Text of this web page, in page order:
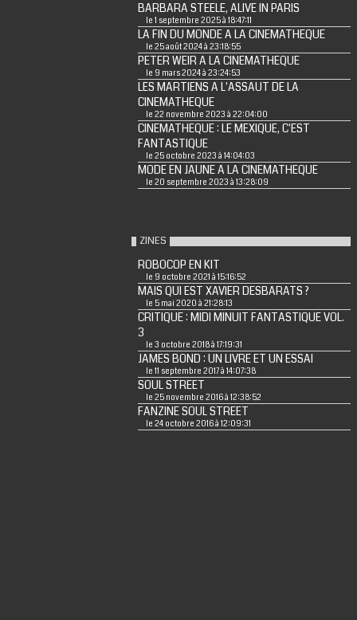
BARBARA STEELE, ALIVE IN PARIS
le 1 septembre 2025 à 18:47:11
LA FIN DU MONDE A LA CINEMATHEQUE
le 25 août 2024 à 23:18:55
PETER WEIR A LA CINEMATHEQUE
le 9 mars 2024 à 23:24:53
LES MARTIENS A L'ASSAUT DE LA
CINEMATHEQUE
le 22 novembre 2023 à 22:04:00
CINEMATHEQUE : LE MEXIQUE, C'EST
FANTASTIQUE
le 25 octobre 2023 à 14:04:03
MODE EN JAUNE A LA CINEMATHEQUE
le 20 septembre 2023 à 13:28:09
ZINES
ROBOCOP EN KIT
le 9 octobre 2021 à 15:16:52
MAIS QUI EST XAVIER DESBARATS ?
le 5 mai 2020 à 21:28:13
CRITIQUE : MIDI MINUIT FANTASTIQUE VOL.
3
le 3 octobre 2018 à 17:19:31
JAMES BOND : UN LIVRE ET UN ESSAI
le 11 septembre 2017 à 14:07:38
SOUL STREET
le 25 novembre 2016 à 12:38:52
FANZINE SOUL STREET
le 24 octobre 2016 à 12:09:31